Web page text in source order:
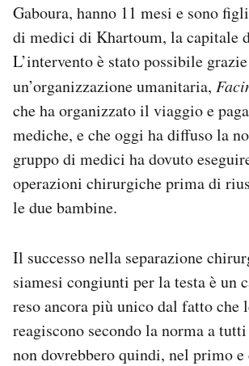
AREA PERSONALE
Area Personale
Newsletter
Regala il Post
Hai bisogno di aiuto?
Esci
Gaboura, hanno 11 mesi e sono
di medici di Khartoum, la capitale
L’intervento è stato possibile
un’organizzazione umanitaria,
che ha organizzato il viaggio e
mediche, e che oggi ha diffuso la
gruppo di medici ha dovuto
operazioni chirurgiche prima di
le due bambine.
Il successo nella separazione
siamesi congiunti per la testa è un
reso ancora più unico dal fatto che
reagiscono secondo la norma a
non dovrebbero quindi, nel primo